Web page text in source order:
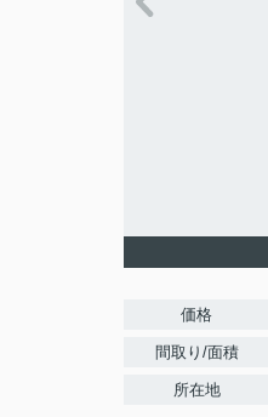
価格
間取り/面積
所在地